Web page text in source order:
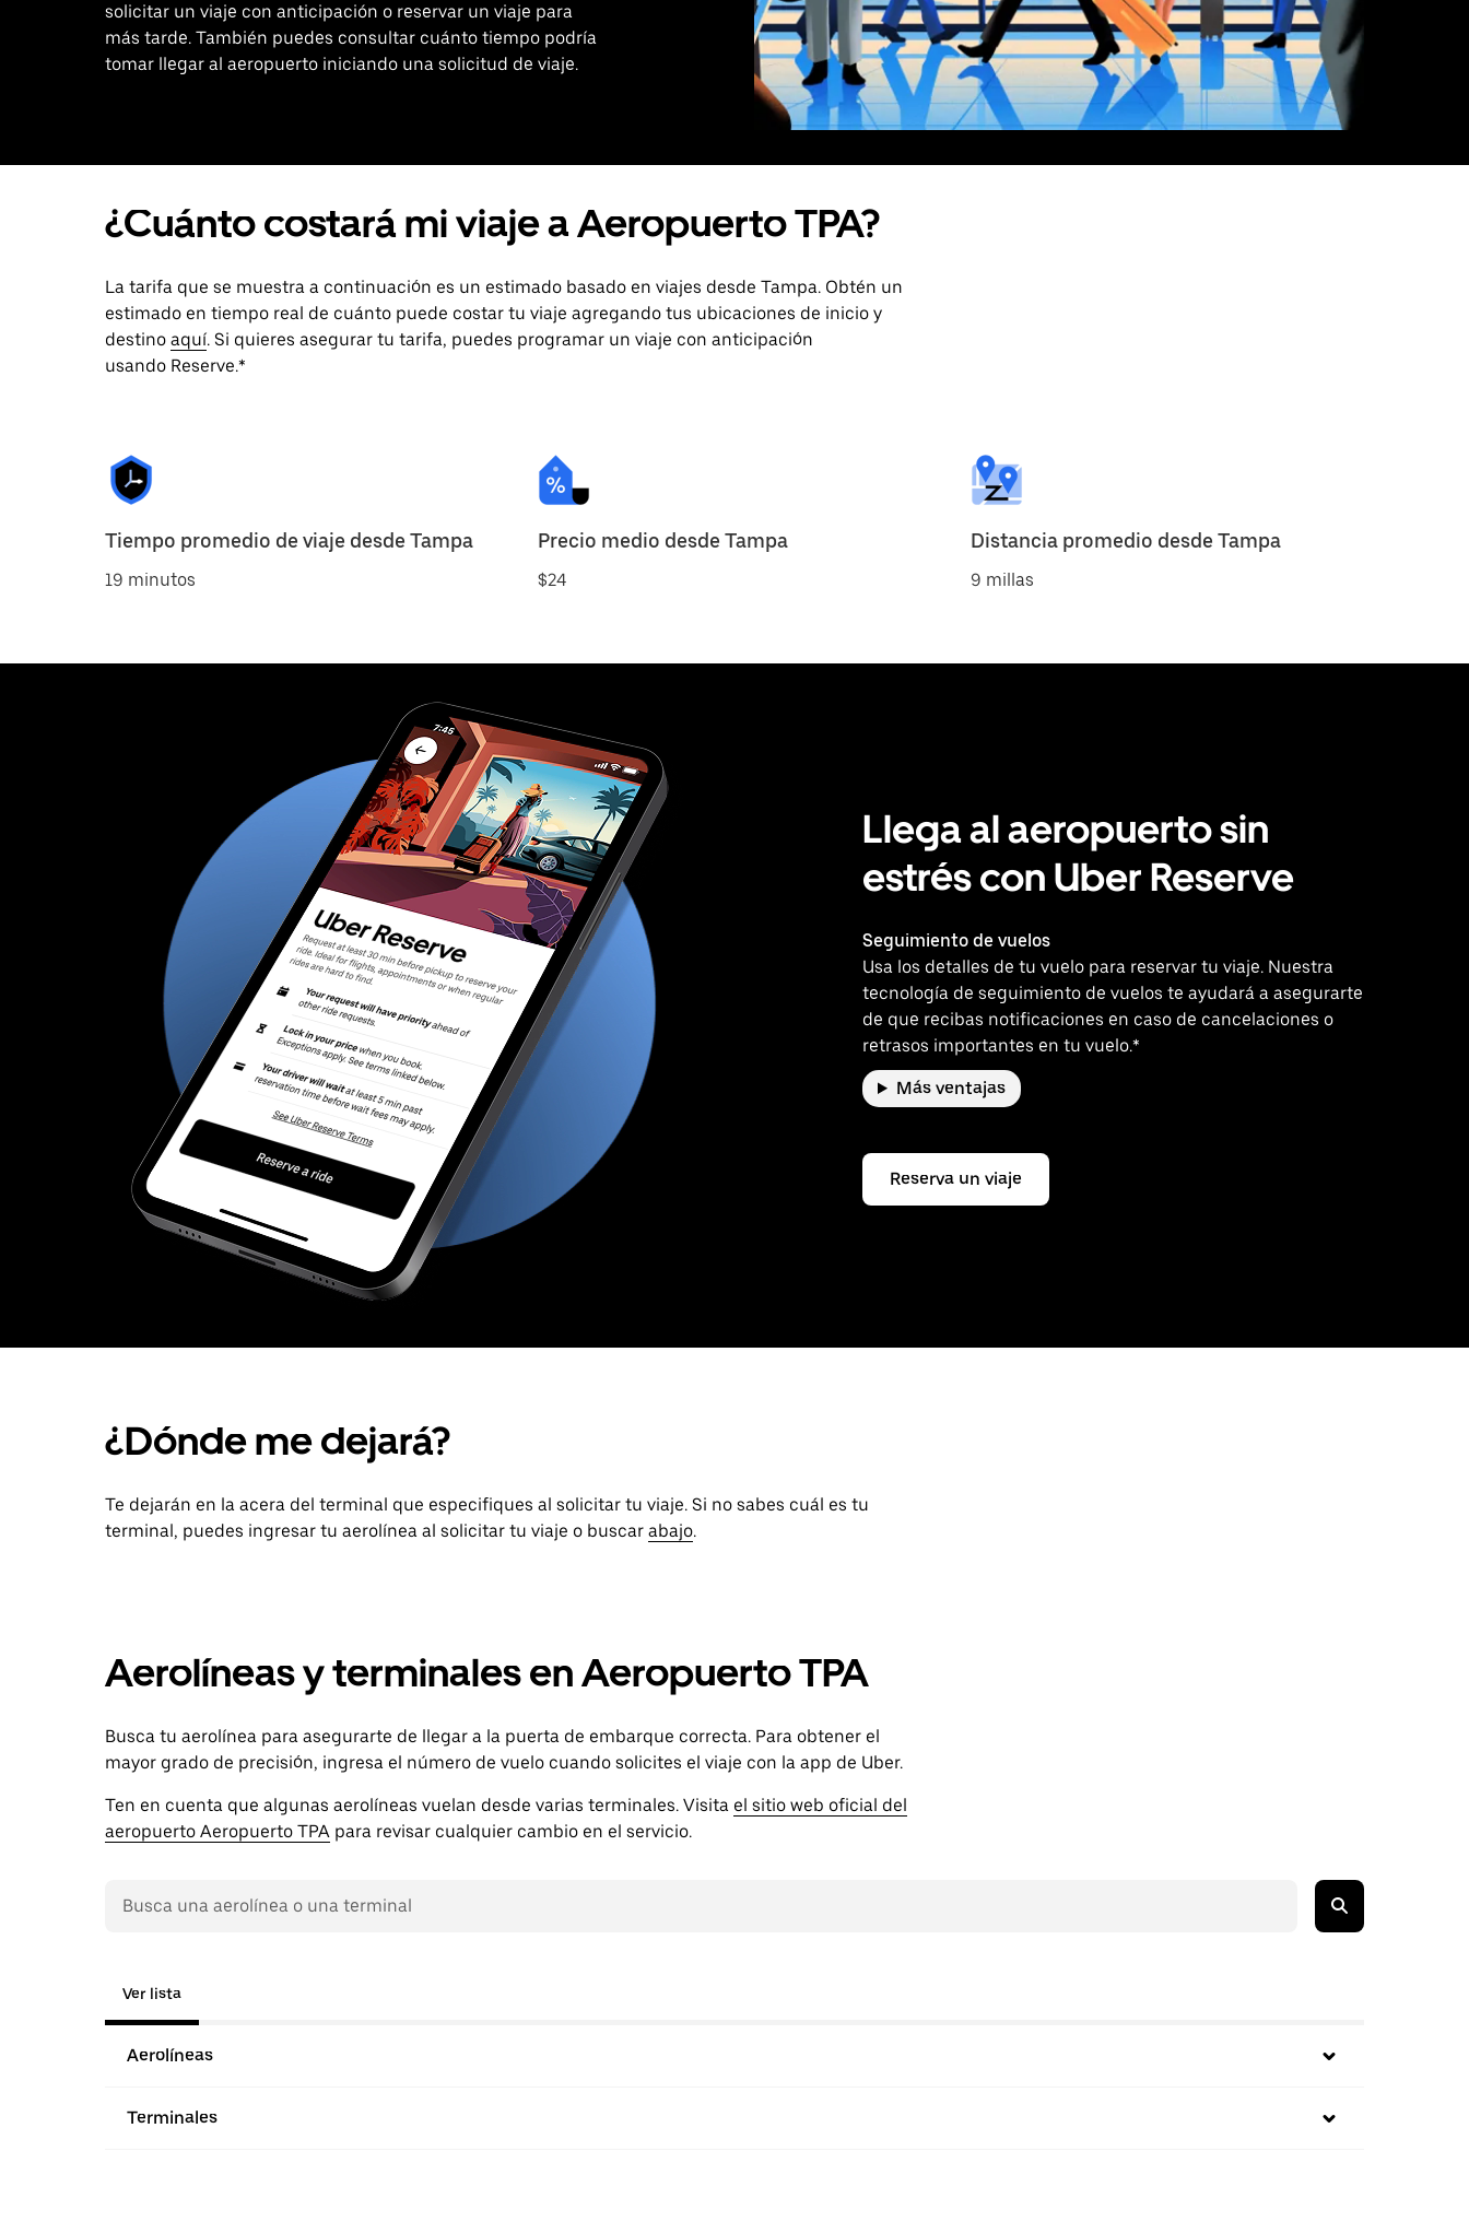
solicitar un viaje con anticipación o reservar un viaje para
más tarde. También puedes consultar cuánto tiempo podría
tomar llegar al aeropuerto iniciando una solicitud de viaje.
¿Cuánto costará mi viaje a Aeropuerto TPA?
La tarifa que se muestra a continuación es un estimado basado en viajes desde Tampa. Obtén un
estimado en tiempo real de cuánto puede costar tu viaje agregando tus ubicaciones de inicio y
destino aquí. Si quieres asegurar tu tarifa, puedes programar un viaje con anticipación
usando Reserve.*
Tiempo promedio de viaje desde Tampa
19 minutos
Precio medio desde Tampa
$24
Distancia promedio desde Tampa
9 millas
Llega al aeropuerto sin
estrés con Uber Reserve
Seguimiento de vuelos
Usa los detalles de tu vuelo para reservar tu viaje. Nuestra
tecnología de seguimiento de vuelos te ayudará a asegurarte
de que recibas notificaciones en caso de cancelaciones o
retrasos importantes en tu vuelo.*
Más ventajas
Reserva un viaje
¿Dónde me dejará?
Te dejarán en la acera del terminal que especifiques al solicitar tu viaje. Si no sabes cuál es tu
terminal, puedes ingresar tu aerolínea al solicitar tu viaje o buscar abajo.
Aerolíneas y terminales en Aeropuerto TPA
Busca tu aerolínea para asegurarte de llegar a la puerta de embarque correcta. Para obtener el
mayor grado de precisión, ingresa el número de vuelo cuando solicites el viaje con la app de Uber.
Ten en cuenta que algunas aerolíneas vuelan desde varias terminales. Visita el sitio web oficial del
aeropuerto Aeropuerto TPA para revisar cualquier cambio en el servicio.
Ver lista
Aerolíneas
Terminales